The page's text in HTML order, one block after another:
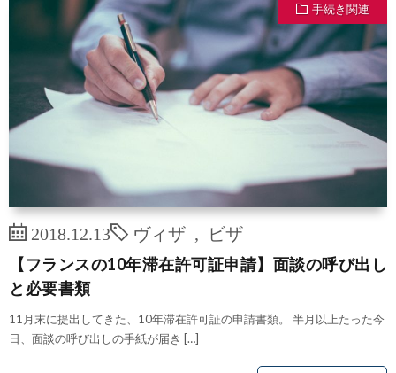
手続き関連
2018.12.13 ヴィザ ビザ
【フランスの10年滞在許可証申請】面談の呼び出し
と必要書類
11月末に提出してきた、10年滞在許可証の申請書類。 半月以上たった今
日、面談の呼び出しの手紙が届き […]